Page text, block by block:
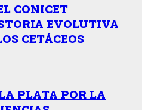
CONICET
EVOLUTIVA
CETÁCEOS
PLATA POR LA